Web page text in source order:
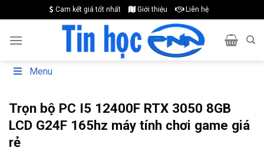
to
content
Cam kết giá tốt nhất Giới thiệu Liên hệ
Menu
Trọn bộ PC I5 12400F RTX 3050 8GB
LCD G24F 165hz máy tính chơi game giá
rẻ